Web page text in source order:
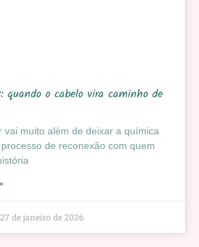
quando o cabelo vira caminho de
vai muito além de deixar a química
de reconexão com quem
27 de janeiro de 2026